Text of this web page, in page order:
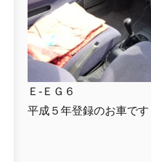
Ｅ-ＥＧ６
平成５年登録のお車です